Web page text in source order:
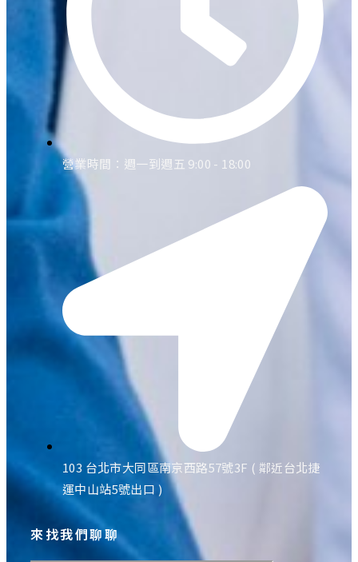
營業時間：週一到週五 9:00 - 18:00
103 台北市大同區南京西路57號3F ( 鄰近台北捷
運中山站5號出口 )
來找我們聊聊